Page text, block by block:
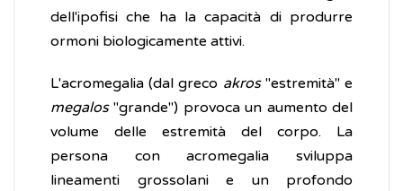
dell'ipofisi che ha la capacità di produrre
ormoni biologicamente attivi.
L'acromegalia (dal greco akros"estremità" e
megalos"grande") provoca un aumento del
volume delle estremità del corpo. La
persona con acromegalia sviluppa
lineamenti grossolani e un profondo